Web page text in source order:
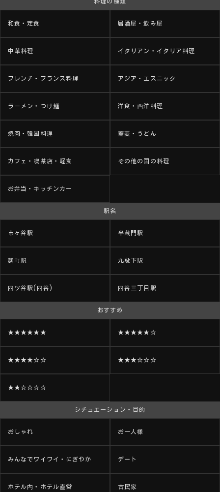
和食・定食 居酒屋・飲み屋
中華料理 イタリアン・イタリア料理
フレンチ・フランス料理 アジア・エスニック
ラーメン・つけ麺 洋食・西洋料理
焼肉・韓国料理 蕎麦・うどん
カフェ・喫茶店・軽食 その他の国の料理
お弁当・キッチンカー
駅名
市ヶ谷駅 半蔵門駅
麹町駅 九段下駅
四ツ谷駅(四谷) 四谷三丁目駅
おすすめ
★★★★★★ ★★★★★☆
★★★★☆☆ ★★★☆☆☆
★★☆☆☆☆
シチュエーション・目的
おしゃれ お一人様
みんなでワイワイ・にぎやか デート
ホテル内・ホテル直営 古民家